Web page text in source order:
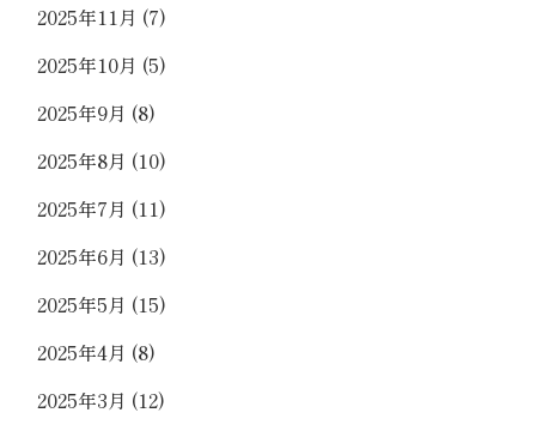
2025年11月 (7)
2025年10月 (5)
2025年9月 (8)
2025年8月 (10)
2025年7月 (11)
2025年6月 (13)
2025年5月 (15)
2025年4月 (8)
2025年3月 (12)